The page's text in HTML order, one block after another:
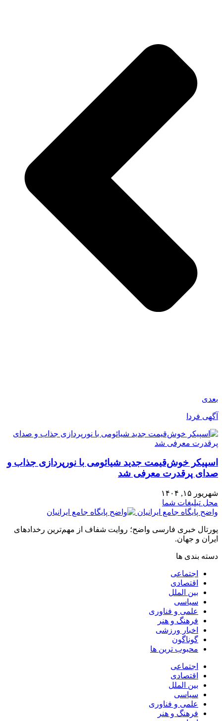
بعدی
آگهی فردا
اسپیکر خوش‌قیمت جدید شیائومی با نورپردازی جذاب و
صدای پرقدرت معرفی شد
شهریور ۱۵, ۱۴۰۴
محل تبلیغات شما
واضح پایگاه جامع ایرانیان
پورتال خبری فارسی واضح؛ روایت شفاف از مهم‌ترین رخدادهای
ایران و جهان.
دسته بندی ها
اجتماعی
اقتصادی
بین الملل
سیاسی
علمی و فناوری
فرهنگ و هنر
اخبار ورزشی
گوناگون
محبوب ترین ها
اجتماعی
اقتصادی
بین الملل
سیاسی
علمی و فناوری
فرهنگ و هنر